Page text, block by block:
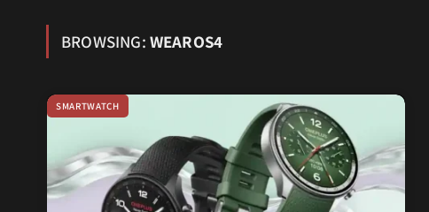
BROWSING: WEAROS4
SMARTWATCH